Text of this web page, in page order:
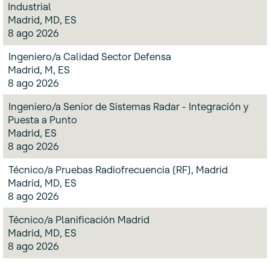
Industrial
Madrid, MD, ES
8 ago 2026
Ingeniero/a Calidad Sector Defensa
Madrid, M, ES
8 ago 2026
Ingeniero/a Senior de Sistemas Radar - Integración y
Puesta a Punto
Madrid, ES
8 ago 2026
Técnico/a Pruebas Radiofrecuencia (RF), Madrid
Madrid, MD, ES
8 ago 2026
Técnico/a Planificación Madrid
Madrid, MD, ES
8 ago 2026